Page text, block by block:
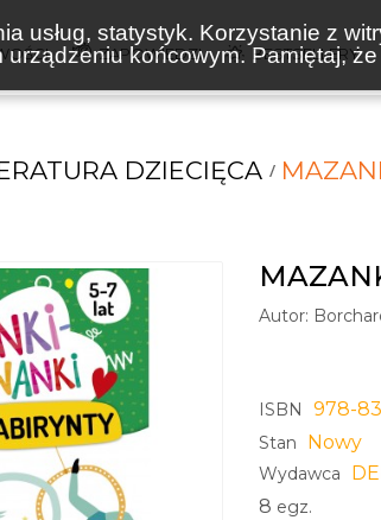
usług, statystyk. Korzystanie z
końcowym. Pamiętaj,
ZAPOWIEDZI BESTSELLERY
DZIECIĘCA
Autor:
ISBN 978-
Stan Nowy
Wydawca
8 egz.